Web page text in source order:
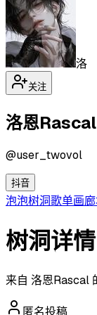
洛
关注
洛恩Rascal
@user_twovol
抖音
泡泡树洞歌单画廊
树洞详情
来自 洛恩Rascal
匿名投稿